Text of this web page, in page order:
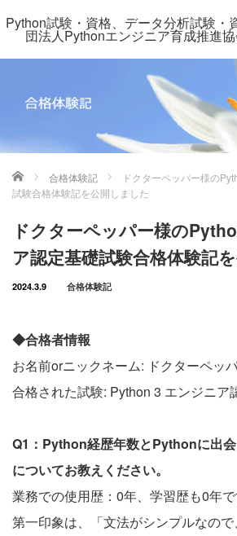
Python試験・資格、データ分析試験・
団法人Pythonエンジニア育成推進
ホーム 合格体験記
ドクターペッパー様の
試験合格体験記を公開しました
ドクターペッパー様の
ア認定基礎試験合格体験記
2024.3.9 合格体験記
◆合格者情報
お名前orニックネーム: ドクターペッ
合格された試験: Python 3 エンジニア
Q1：Python経歴年数とPythonに出
についてお教えください。
業務での使用歴：0年、学習歴も0年で
第一印象は、「文法がシンプルなの